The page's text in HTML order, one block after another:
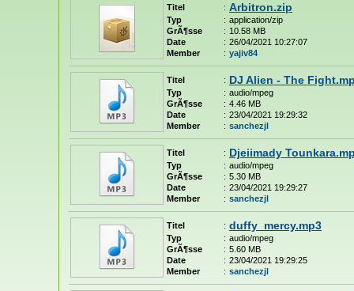
Titel : Arbitron.zip
Typ : application/zip
GrÃ¶sse
: 10.58 MB
Date
: 26/04/2021 10:27:07
Member
: yajiv84
Titel : DJ Alien - The
Typ : audio/mpeg
GrÃ¶sse
: 4.46 MB
Date
: 23/04/2021 19:29:32
Member
: sanchezjl
Titel : Djeiimady
Typ : audio/mpeg
GrÃ¶sse
: 5.30 MB
Date
: 23/04/2021 19:29:27
Member
: sanchezjl
Titel : duffy_mercy.mp3
Typ : audio/mpeg
GrÃ¶sse
: 5.60 MB
Date
: 23/04/2021 19:29:25
Member
: sanchezjl